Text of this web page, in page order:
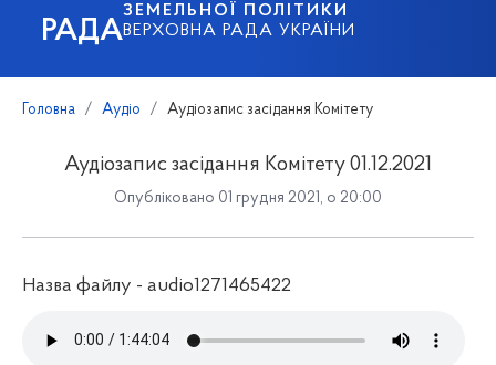
РАДА
ЗЕМЕЛЬНОЇ ПОЛІТИКИ
ВЕРХОВНА РАДА УКРАЇНИ
Головна Аудіо Аудіозапис засідання Комітету
Аудіозапис засідання Комітету 01.12.2021
Опубліковано 01 грудня 2021, о 20:00
Назва файлу - audio1271465422